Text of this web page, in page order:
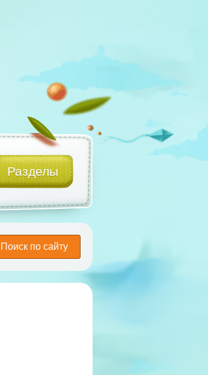
Разделы
Поиск по сайту